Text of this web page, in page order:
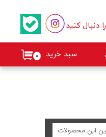
۰ سبد خرید
دنبال کنید